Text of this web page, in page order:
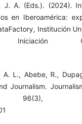
J. A. (Eds.). (2024).
en Iberoamérica:
Institución
Iniciación
A. L., Abebe, R.,
Journalism.
96(3),